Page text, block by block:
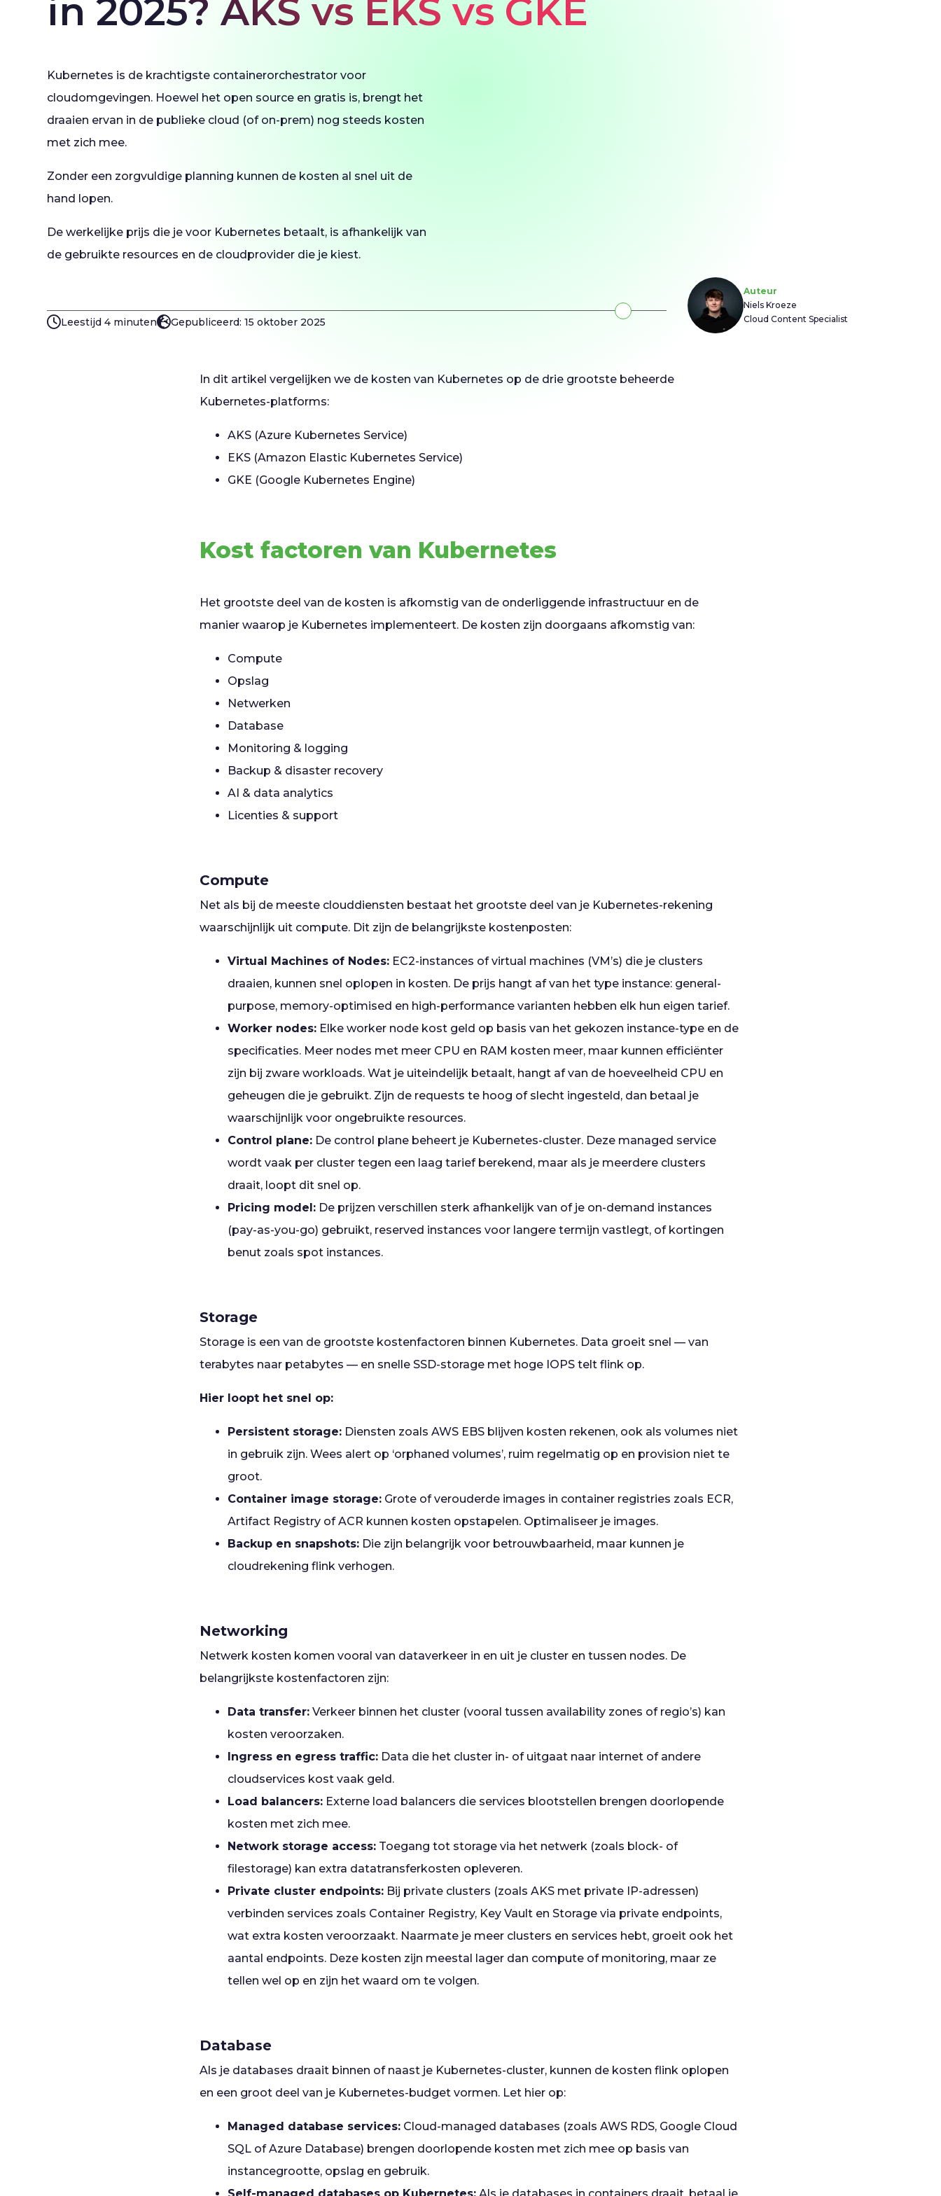
in 2025? AKS vs EKS vs GKE
Kubernetes is de krachtigste containerorchestrator voor
cloudomgevingen. Hoewel het open source en gratis is, brengt het
draaien ervan in de publieke cloud (of on-prem) nog steeds kosten
met zich mee.
Zonder een zorgvuldige planning kunnen de kosten al snel uit de
hand lopen.
De werkelijke prijs die je voor Kubernetes betaalt, is afhankelijk van
de gebruikte resources en de cloudprovider die je kiest.
Auteur
Niels Kroeze
Cloud Content Specialist
Leestijd 4 minuten Gepubliceerd: 15 oktober 2025
In dit artikel vergelijken we de kosten van Kubernetes op de drie grootste beheerde
Kubernetes-platforms:
AKS (Azure Kubernetes Service)
EKS (Amazon Elastic Kubernetes Service)
GKE (Google Kubernetes Engine)
Kost factoren van Kubernetes
Het grootste deel van de kosten is afkomstig van de onderliggende infrastructuur en de
manier waarop je Kubernetes implementeert. De kosten zijn doorgaans afkomstig van:
Compute
Opslag
Netwerken
Database
Monitoring & logging
Backup & disaster recovery
AI & data analytics
Licenties & support
Compute
Net als bij de meeste clouddiensten bestaat het grootste deel van je Kubernetes-rekening
waarschijnlijk uit compute. Dit zijn de belangrijkste kostenposten:
Virtual Machines of Nodes: EC2-instances of virtual machines (VM’s) die je clusters
draaien, kunnen snel oplopen in kosten. De prijs hangt af van het type instance: general-
purpose, memory-optimised en high-performance varianten hebben elk hun eigen tarief.
Worker nodes: Elke worker node kost geld op basis van het gekozen instance-type en de
specificaties. Meer nodes met meer CPU en RAM kosten meer, maar kunnen efficiënter
zijn bij zware workloads. Wat je uiteindelijk betaalt, hangt af van de hoeveelheid CPU en
geheugen die je gebruikt. Zijn de requests te hoog of slecht ingesteld, dan betaal je
waarschijnlijk voor ongebruikte resources.
Control plane: De control plane beheert je Kubernetes-cluster. Deze managed service
wordt vaak per cluster tegen een laag tarief berekend, maar als je meerdere clusters
draait, loopt dit snel op.
Pricing model: De prijzen verschillen sterk afhankelijk van of je on-demand instances
(pay-as-you-go) gebruikt, reserved instances voor langere termijn vastlegt, of kortingen
benut zoals spot instances.
Storage
Storage is een van de grootste kostenfactoren binnen Kubernetes. Data groeit snel — van
terabytes naar petabytes — en snelle SSD-storage met hoge IOPS telt flink op.
Hier loopt het snel op:
Persistent storage: Diensten zoals AWS EBS blijven kosten rekenen, ook als volumes niet
in gebruik zijn. Wees alert op ‘orphaned volumes’, ruim regelmatig op en provision niet te
groot.
Container image storage: Grote of verouderde images in container registries zoals ECR,
Artifact Registry of ACR kunnen kosten opstapelen. Optimaliseer je images.
Backup en snapshots: Die zijn belangrijk voor betrouwbaarheid, maar kunnen je
cloudrekening flink verhogen.
Networking
Netwerk kosten komen vooral van dataverkeer in en uit je cluster en tussen nodes. De
belangrijkste kostenfactoren zijn:
Data transfer: Verkeer binnen het cluster (vooral tussen availability zones of regio’s) kan
kosten veroorzaken.
Ingress en egress traffic: Data die het cluster in- of uitgaat naar internet of andere
cloudservices kost vaak geld.
Load balancers: Externe load balancers die services blootstellen brengen doorlopende
kosten met zich mee.
Network storage access: Toegang tot storage via het netwerk (zoals block- of
filestorage) kan extra datatransferkosten opleveren.
Private cluster endpoints: Bij private clusters (zoals AKS met private IP-adressen)
verbinden services zoals Container Registry, Key Vault en Storage via private endpoints,
wat extra kosten veroorzaakt. Naarmate je meer clusters en services hebt, groeit ook het
aantal endpoints. Deze kosten zijn meestal lager dan compute of monitoring, maar ze
tellen wel op en zijn het waard om te volgen.
Database
Als je databases draait binnen of naast je Kubernetes-cluster, kunnen de kosten flink oplopen
en een groot deel van je Kubernetes-budget vormen. Let hier op:
Managed database services: Cloud-managed databases (zoals AWS RDS, Google Cloud
SQL of Azure Database) brengen doorlopende kosten met zich mee op basis van
instancegrootte, opslag en gebruik.